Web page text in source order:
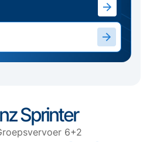
Sprinter
6+2